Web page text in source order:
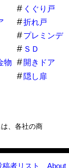
くぐり戸
折れ戸
プレミンデ
ィーシー
ＳＤ
物
開きドア
隠し扉
、各社の商
稿者リスト About